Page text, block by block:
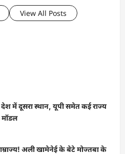
View All Posts
में दूसरा स्थान, यूपी समेत कई राज्य
मॉडल
अली खामेनेई के बेटे मोज्तबा के